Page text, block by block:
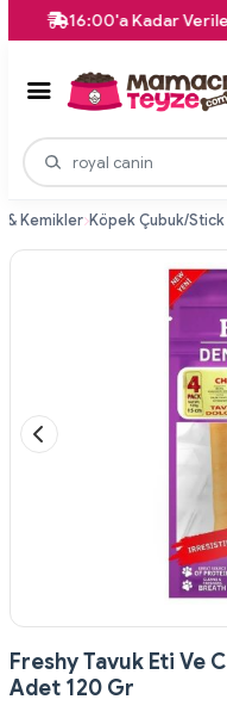
16:00'a Kadar Verilen
& Kemikler Köpek Çubuk/
Freshy Tavuk Eti Ve
Adet 120 Gr